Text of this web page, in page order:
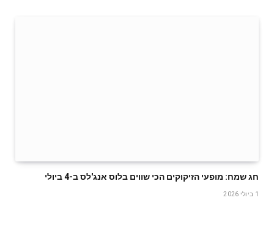
חג שמח: מופעי הזיקוקים הכי שווים בלוס אנג'לס ב-4 ביולי
1 ביולי 2026